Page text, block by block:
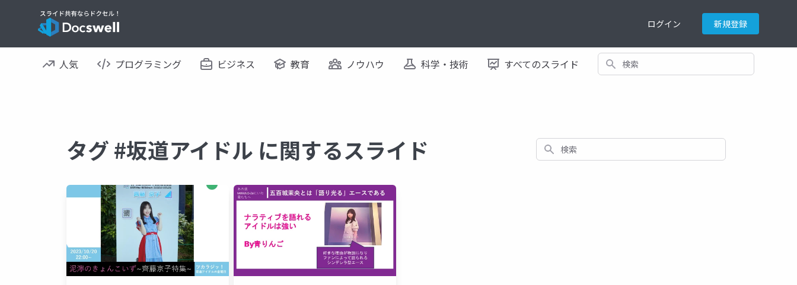
ログイン 新規登録
人気 プログラミング ビジネス 教育 ノウハウ 科学・技術 すべてのスライド 検索
タグ #坂道アイドル に関するスライド 検索